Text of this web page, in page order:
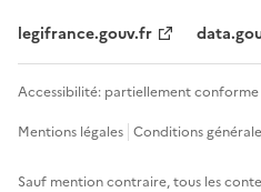
legifrance.gouv.fr
Accessibilité: partiellement conforme
Mentions légales Conditions
Sauf mention contraire, tous les